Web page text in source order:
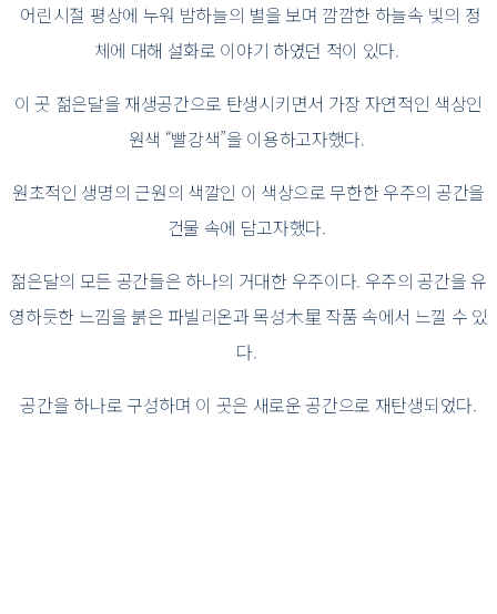
어린시절 평상에 누워 밤하늘의 별을 보며 깜깜한 하늘속 빛의 정
체에 대해 설화로 이야기 하였던 적이 있다.
이 곳 젊은달을 재생공간으로 탄생시키면서 가장 자연적인 색상인
원색 “빨강색”을 이용하고자했다.
원초적인 생명의 근원의 색깔인 이 색상으로 무한한 우주의 공간을
건물 속에 담고자했다.
젊은달의 모든 공간들은 하나의 거대한 우주이다. 우주의 공간을 유
영하듯한 느낌을 붉은 파빌리온과 목성木星 작품 속에서 느낄 수 있
다.
공간을 하나로 구성하며 이 곳은 새로운 공간으로 재탄생되었다.